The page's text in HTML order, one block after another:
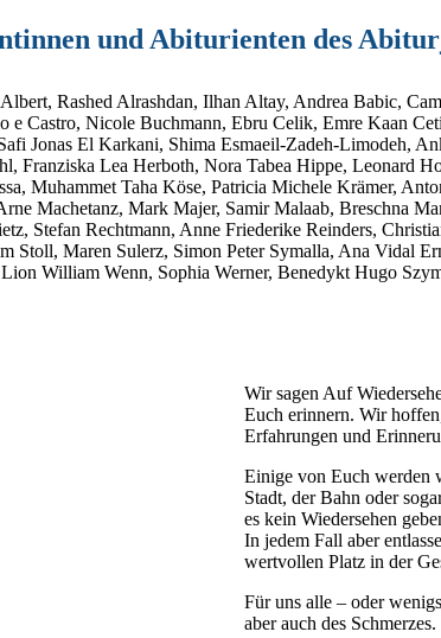
und Abiturienten des
Rashed Alrashdan, Ilhan Altay, Andrea Babic,
Castro, Nicole Buchmann, Ebru Celik, Emre Kaan
Jonas El Karkani, Shima Esmaeil-Zadeh-Limodeh,
Franziska Lea Herboth, Nora Tabea Hippe,
Muhammet Taha Köse, Patricia Michele Krämer,
Machetanz, Mark Majer, Samir Malaab, Breschna
Stefan Rechtmann, Anne Friederike Reinders,
Stoll, Maren Sulerz, Simon Peter Symalla, Ana Vidal
William Wenn, Sophia Werner, Benedykt Hugo
Wir sagen Auf
Euch erinnern. Wir
Erfahrungen und
Einige von Euch werden
Stadt, der Bahn oder
es kein Wiedersehen
In jedem Fall aber
wertvollen Platz in der
Für uns alle – oder
aber auch des